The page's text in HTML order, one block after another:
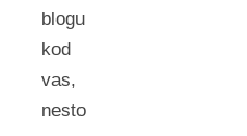
blogu
kod
vas,
nesto